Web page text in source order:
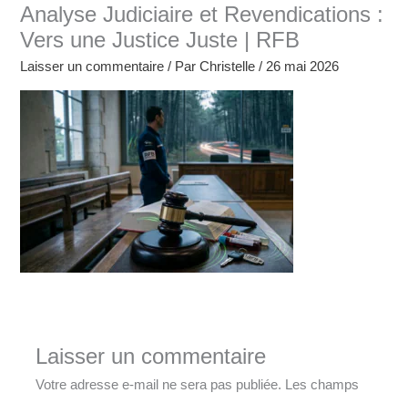
Analyse Judiciaire et Revendications :
Vers une Justice Juste | RFB
Laisser un commentaire / ParChristelle/ 26 mai 2026
Laisser un commentaire
Votre adresse e-mail ne sera pas publiée. Les champs